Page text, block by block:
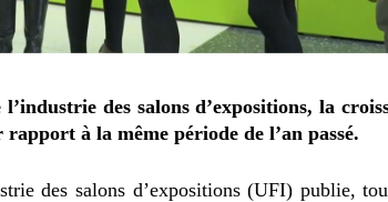
des salons d’expositions, la
à la même période de l’an passé.
des salons d’expositions (UFI) publie,